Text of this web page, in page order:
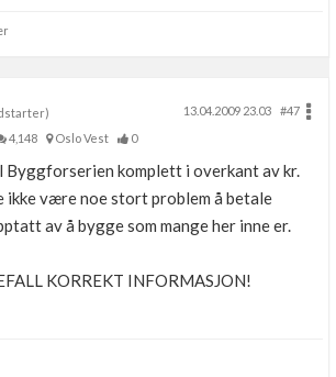
13.04.2009 23.03
#47
4,148
Oslo Vest 0
komplett i overkant av kr.
ikke være noe stort problem å betale
av å bygge som mange her inne er.
KORREKT INFORMASJON!